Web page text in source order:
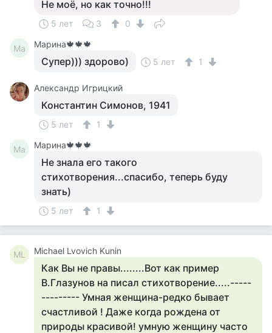
Не моё, но как точно!!!
5 лет 3 0
Ма Марина🍁🍁🍁
Супер))) здорово) 5 лет 1
Александр Игрицкий
Константин Симонов, 1941
5 лет 1
Ма Марина🍁🍁🍁
Не знала его такого
стихотворения...спасибо, теперь буду
знать)
5 лет 1
ML Michael Lvovich Kunin
Как Вы не правы........Вот как пример
В.Глазунов на писал стихотворение.....-----
--------- Умная женщина-редко бывает
счастливой ! Даже когда рождена от
природы красивой! умную женщину часто